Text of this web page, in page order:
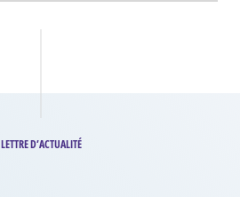
LETTRE D’ACTUALITÉ